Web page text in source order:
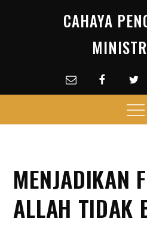
CAHAYA
Email facebook
Menu
MENJADIKAN
ALLAH TIDAK